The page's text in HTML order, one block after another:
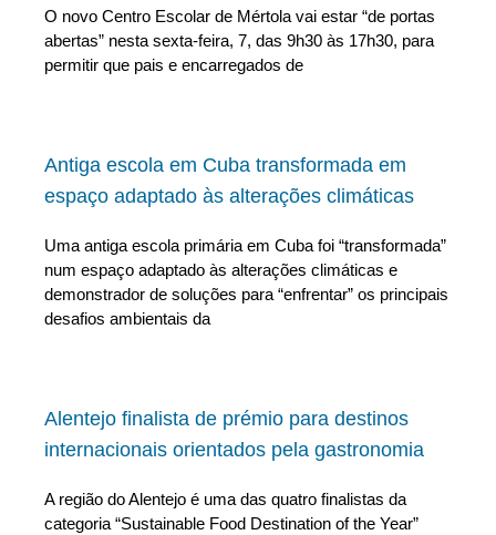
O novo Centro Escolar de Mértola vai estar “de portas
abertas” nesta sexta-feira, 7, das 9h30 às 17h30, para
permitir que pais e encarregados de
Antiga escola em Cuba transformada em
espaço adaptado às alterações climáticas
Uma antiga escola primária em Cuba foi “transformada”
num espaço adaptado às alterações climáticas e
demonstrador de soluções para “enfrentar” os principais
desafios ambientais da
Alentejo finalista de prémio para destinos
internacionais orientados pela gastronomia
A região do Alentejo é uma das quatro finalistas da
categoria “Sustainable Food Destination of the Year”